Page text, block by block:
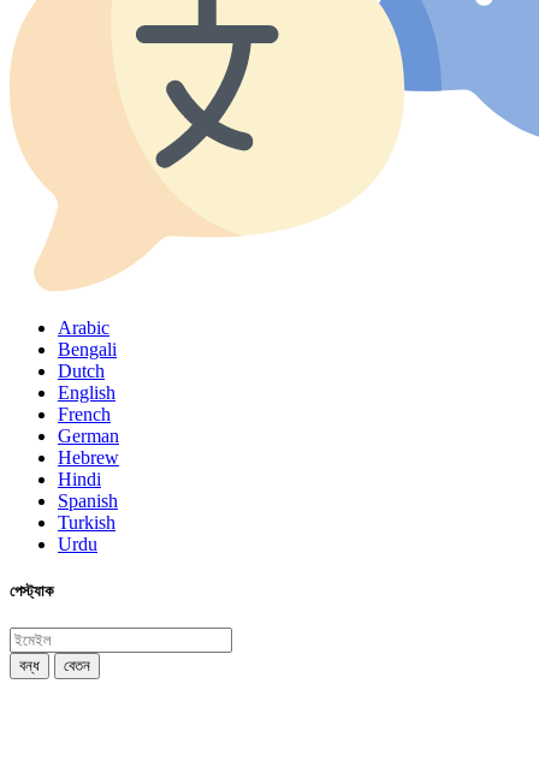
Arabic
Bengali
Dutch
English
French
German
Hebrew
Hindi
Spanish
Turkish
Urdu
পেস্ট্যাক
বন্ধ বেতন